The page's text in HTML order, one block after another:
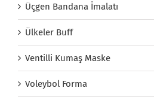
Üçgen Bandana İmalatı
Ülkeler Buff
Ventilli Kumaş Maske
Voleybol Forma